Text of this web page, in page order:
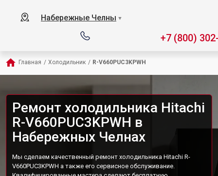
Набережные Челны ▼
+7 (800)
Главная / Холодильник / R-V660PUC3KPWH
Ремонт холодильника Hitachi
R-V660PUC3KPWH в
Набережных Челнах
Мы сделаем качественный ремонт холодильника Hitachi R-
V660PUC3KPWH а также его сервисное обслуживание.